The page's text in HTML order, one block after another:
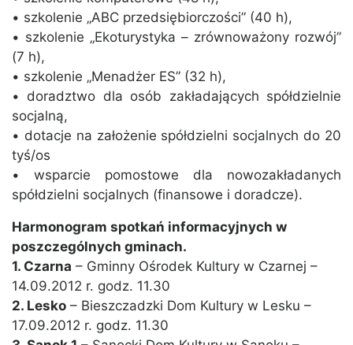
• szkolenie „ABC przedsiębiorczości” (40 h),
• szkolenie „Ekoturystyka – zrównoważony rozwój”
(7 h),
• szkolenie „Menadżer ES” (32 h),
• doradztwo dla osób zakładających spółdzielnie
socjalną,
• dotacje na założenie spółdzielni socjalnych do 20
tyś/os
• wsparcie pomostowe dla nowozakładanych
spółdzielni socjalnych (finansowe i doradcze).
Harmonogram spotkań informacyjnych w
poszczególnych gminach.
1. Czarna – Gminny Ośrodek Kultury w Czarnej –
14.09.2012 r. godz. 11.30
2. Lesko – Bieszczadzki Dom Kultury w Lesku –
17.09.2012 r. godz. 11.30